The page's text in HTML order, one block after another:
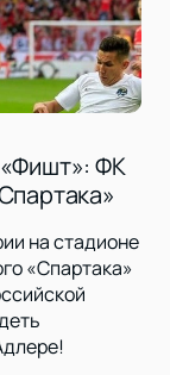
ФК
на стадионе
«Спартака»